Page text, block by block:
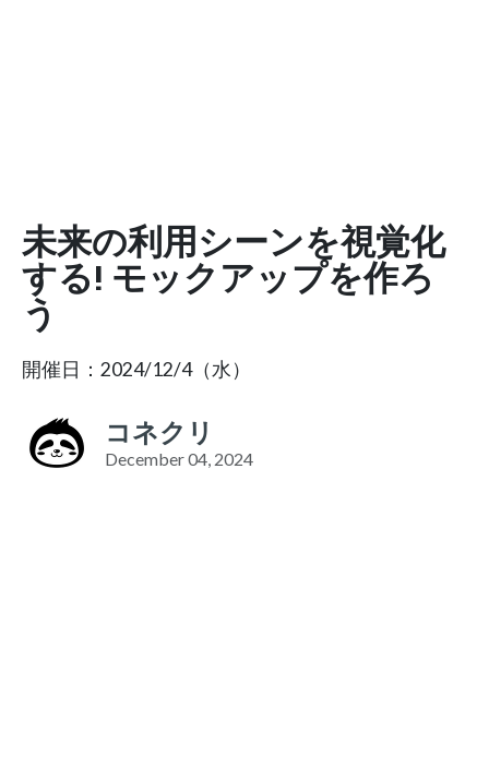
未来の利用シーンを視覚化
する! モックアップを作ろ
う
開催日：2024/12/4（水）
コネクリ
December 04, 2024